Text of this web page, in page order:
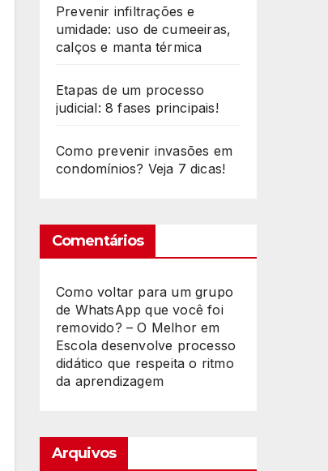
Prevenir infiltrações e
umidade: uso de cumeeiras,
calços e manta térmica
Etapas de um processo
judicial: 8 fases principais!
Como prevenir invasões em
condomínios? Veja 7 dicas!
Comentários
Como voltar para um grupo
de WhatsApp que você foi
removido? – O Melhor em
Escola desenvolve processo
didático que respeita o ritmo
da aprendizagem
Arquivos